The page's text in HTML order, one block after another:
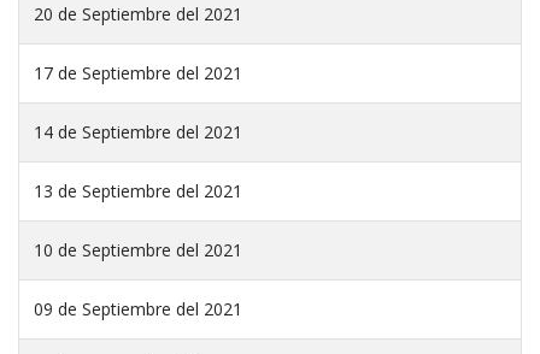
20 de Septiembre del 2021
17 de Septiembre del 2021
14 de Septiembre del 2021
13 de Septiembre del 2021
10 de Septiembre del 2021
09 de Septiembre del 2021